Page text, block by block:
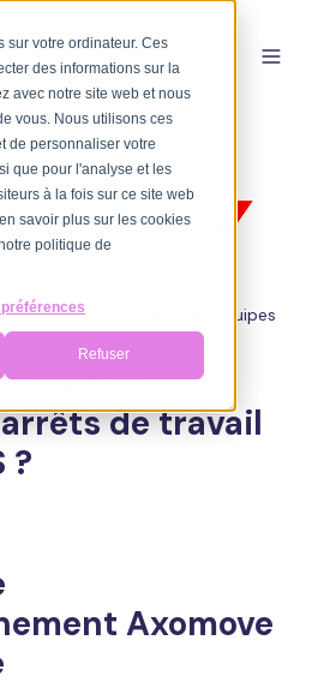
sur votre ordinateur. Ces
des informations sur la
avec notre site web et nous
vous. Nous utilisons ces
de personnaliser votre
que pour l'analyse et les
à la fois sur ce site web
savoir plus sur les cookies
politique de
Refuser
sol, personnel navigant et équipes
France
de travail
?
Axomove